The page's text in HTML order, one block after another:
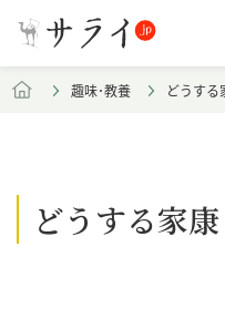
趣味･教養 どうする
どうする家康